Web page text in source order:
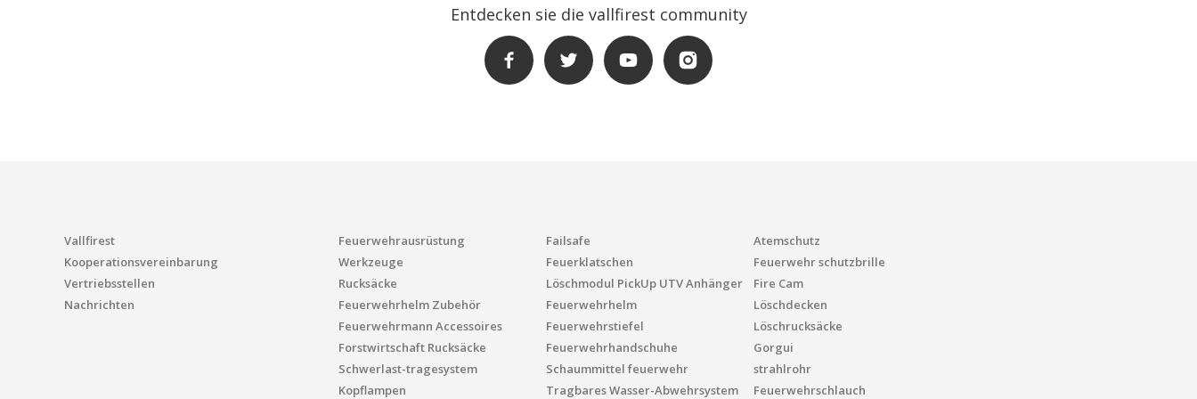
Entdecken sie die vallfirest community
Vallfirest
Kooperationsvereinbarung
Vertriebsstellen
Nachrichten
Feuerwehrausrüstung
Werkzeuge
Rucksäcke
Feuerwehrhelm Zubehör
Feuerwehrmann Accessoires
Forstwirtschaft Rucksäcke
Schwerlast-tragesystem
Kopflampen
Failsafe
Feuerklatschen
Löschmodul PickUp UTV Anhänger
Feuerwehrhelm
Feuerwehrstiefel
Feuerwehrhandschuhe
Schaummittel feuerwehr
Tragbares Wasser-Abwehrsystem
Atemschutz
Feuerwehr schutzbrille
Fire Cam
Löschdecken
Löschrucksäcke
Gorgui
strahlrohr
Feuerwehrschlauch